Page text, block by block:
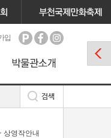
입
상영작안내